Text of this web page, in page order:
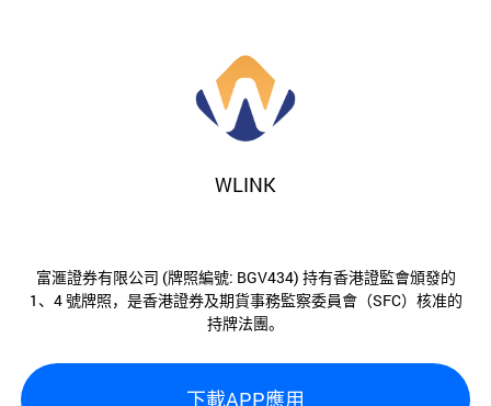
WLINK
富滙證券有限公司 (牌照編號: BGV434) 持有香港證監會頒發的
1、4 號牌照，是香港證券及期貨事務監察委員會（SFC）核准的
持牌法團。
下載APP應用